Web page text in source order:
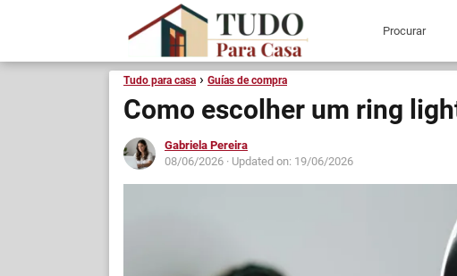
Tudo para casa Guías de compra
Como escolher um ring
Gabriela Pereira
08/06/2026 · Updated on: 19/06/2026